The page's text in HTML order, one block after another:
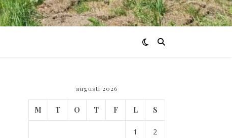
augusti 2026
M T O T F L S
1 2